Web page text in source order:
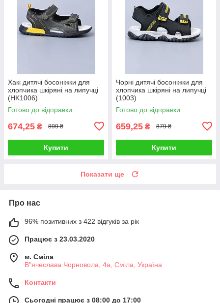
Хакі дитячі босоніжки для
хлопчика шкіряні на липучці
(HK1006)
Готово до відправки
674,25 ₴ 899 ₴
Купити
Чорні дитячі босоніжки для
хлопчика шкіряні на липучці
(1003)
Готово до відправки
659,25 ₴ 879 ₴
Купити
Показати ще
Про нас
96% позитивних з 422 відгуків за рік
Працює з 23.03.2020
м. Сміла
В"ячеслава Чорновола, 4а, Сміла, Україна
Контакти
Сьогодні працює з 08:00 до 17:00